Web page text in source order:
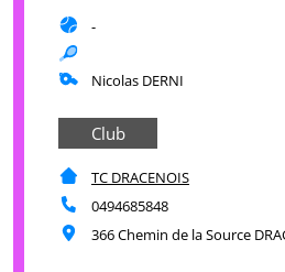
-
Nicolas DERNI
Club
TC DRACENOIS
0494685848
366 Chemin de la Source